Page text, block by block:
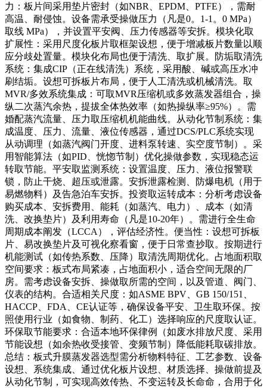
力：板片间采用垫片密封（如NBR、EPDM、PTFE），需耐
高温、耐侵蚀。设备需承受操做压力（凡是0。1-1。0 MPa）
取线 MPa），并设置平安阀、压力传感器等安拆。模块化取
扩展性：采用尺度化板片取框架设想，便于增减板片数量以顺
应分歧处置量。模块化布局也便于清洗、取扩展。防垢取清洗
系统：集成CIP（正在线清洗）系统，采用酸、碱或高压水冲
刷结垢。设想可拆板片布局，便于人工清洗或机械清洗。取
MVR/多效系统集成：可取MVR压缩机或多效蒸发器组合，操
纵二次蒸汽余热，提拔全体热效率（如热操纵率≥95%）。需
婚配蒸汽流量、压力取压缩机机能曲线。从动化节制系统：集
成温度、压力、流量、液位传感器，通过DCS/PLC系统实现
从动调理（如蒸汽阀门开度、进料泵转速、实空度节制）。采
用智能算法（如PID、恍惚节制）优化操做参数，实现稳态运
转取节能。平安取监测系统：设置温度、压力、液位报警联
锁，防止干烧、超压或泄露。安拆泄露检测、防爆电机（用于
易燃物料）及告急泊车安拆。投资取运转成本：分析考虑设备
购买成本、安拆费用、能耗（如蒸汽、电力）、成本（如清
洗、改换垫片）及利用寿命（凡是10-20年）。需进行全生命
周期成本阐发（LCCA），评估经济性。便当性：设想可拆板
片、易改换垫片及可视化察看窗，便于日常查抄取。按期进行
机能测试（如传热系数、压降）取清洗周期优化。占地面积取
空间要求：板式布局紧凑，占地面积小，适合空间无限的厂
房。需考虑设备安拆、操做取所需的空间，以及管道、阀门、
仪表的结构。合适相关尺度：如ASME BPV、GB 150/151、
HACCP、FDA、CE认证等，确保设备平安、卫生取环保。按
照使用行业（如食物、制药、化工）选择响应的尺度取认证。
环保取节能要求：合适本地环保律例（如废水排放尺度、采用
节能设想（如余热收受接管、变频节制）降低能耗取碳排放。
总结：板式升膜蒸发器选型需分析物料特征、工艺参数、设备
设想、系统集成、通过优化板片设想、材质选择、操做前提及
从动化节制，可实现高效传热、不变运转及长命命，合用于化